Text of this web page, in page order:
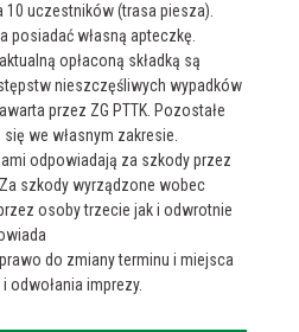
10 uczestników (trasa piesza).
posiadać własną apteczkę.
opłaconą składką są
nieszczęśliwych wypadków
przez ZG PTTK. Pozostałe
we własnym zakresie.
odpowiadają za szkody przez
szkody wyrządzone wobec
osoby trzecie jak i odwrotnie
do zmiany terminu i miejsca
odwołania imprezy.